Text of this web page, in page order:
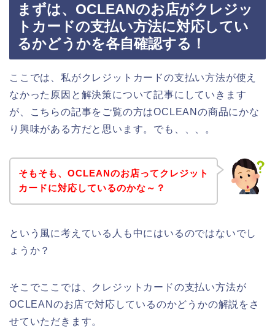
まずは、OCLEANのお店がクレジッ
トカードの支払い方法に対応してい
るかどうかを各自確認する！
ここでは、私がクレジットカードの支払い方法が使え
なかった原因と解決策について記事にしていきます
が、こちらの記事をご覧の方はOCLEANの商品にかな
り興味がある方だと思います。でも、、、。
そもそも、OCLEANのお店ってクレジット
カードに対応しているのかな～？
という風に考えている人も中にはいるのではないでし
ょうか？
そこでここでは、クレジットカードの支払い方法が
OCLEANのお店で対応しているのかどうかの解説をさ
せていただきます。